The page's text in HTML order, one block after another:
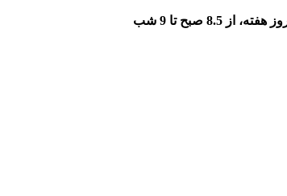
8.5 صبح تا 9 شب